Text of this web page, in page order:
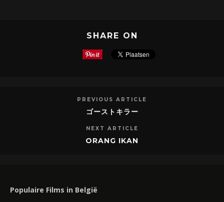
SHARE ON
PREVIOUS ARTICLE
ゴーストキラー
NEXT ARTICLE
ORANG IKAN
Populaire Films in België